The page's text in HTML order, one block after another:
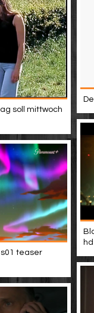
soll mittwoch
hd
teaser